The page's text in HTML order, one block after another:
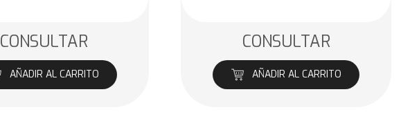
CONSULTAR
AÑADIR AL CARRITO
CONSULTAR
AÑADIR AL CARRITO